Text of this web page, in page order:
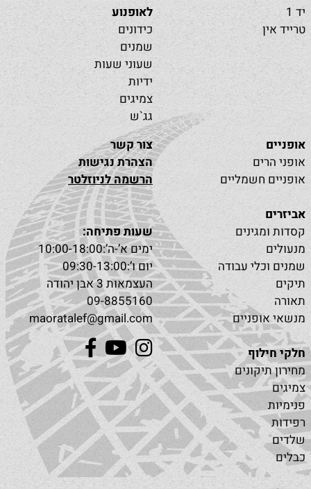
יד 1
טרייד אין
לאופנוע
כידונים
שמנים
שעוני שעות
ידיות
צמיגים
גג`ש
אופניים
אופני הרים
אופניים חשמליים
אביזרים
קסדות ומגינים
מנעולים
שמנים וכלי עבודה
תיקים
תאורה
מנשאי אופניים
חלקי חילוף
מחירון תיקונים
צמיגים
פנימיות
רפידות
שלדים
כבלים
צור קשר
הצהרת נגישות
הרשמה לניוזלטר
שעות פתיחה:
ימים א’-ה’:10:00-18:00
יום ו’:09:30-13:00
העצמאות 3 אבן יהודה
09-8855160
maoratalef@gmail.com